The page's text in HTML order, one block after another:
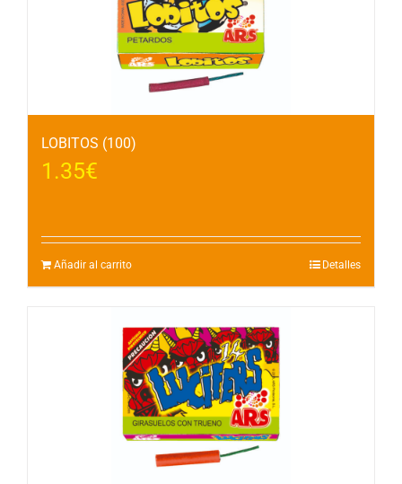
LOBITOS (100)
1.35€
Añadir al carrito Detalles